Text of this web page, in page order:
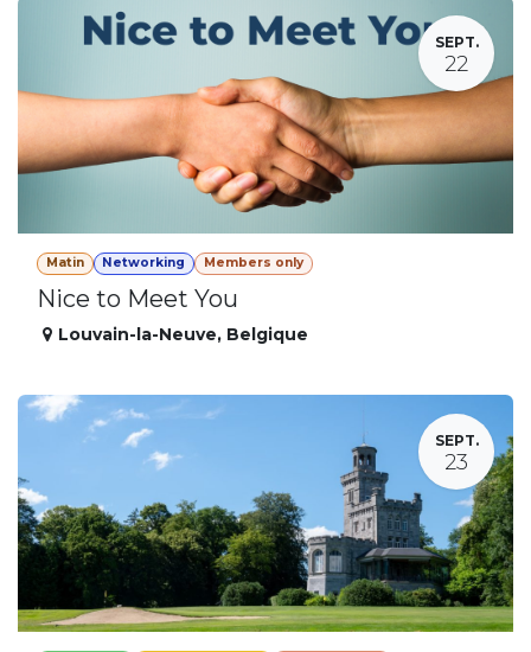
SEPT.
22
Matin Networking Members only
Nice to Meet You
Louvain-la-Neuve, Belgique
SEPT.
23